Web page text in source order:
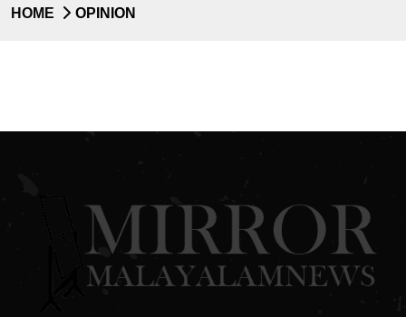
HOME OPINION